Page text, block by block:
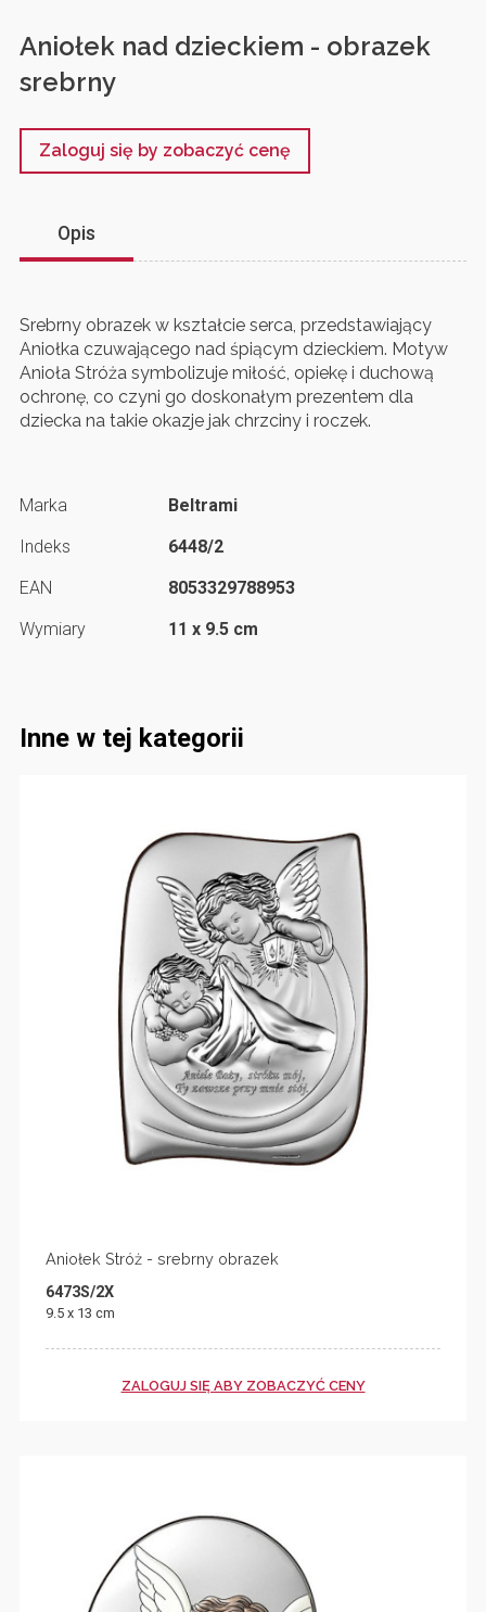
Aniołek nad dzieckiem - obrazek
srebrny
Zaloguj się by zobaczyć cenę
Opis
Srebrny obrazek w kształcie serca, przedstawiający
Aniołka czuwającego nad śpiącym dzieckiem. Motyw
Anioła Stróża symbolizuje miłość, opiekę i duchową
ochronę, co czyni go doskonałym prezentem dla
dziecka na takie okazje jak chrzciny i roczek.
Marka
Beltrami
Indeks
6448/2
EAN
8053329788953
Wymiary
11 x 9.5 cm
Inne w tej kategorii
Aniołek Stróż - srebrny obrazek
6473S/2X
9.5 x 13 cm
ZALOGUJ SIĘ ABY ZOBACZYĆ CENY